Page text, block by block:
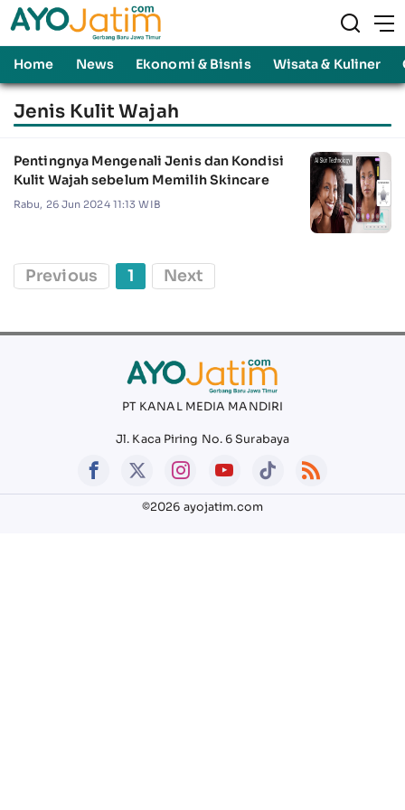
Home News Ekonomi & Bisnis Wisata & Kuliner
Jenis Kulit Wajah
Pentingnya Mengenali Jenis dan Kondisi
Kulit Wajah sebelum Memilih Skincare
Rabu, 26 Jun 2024 11:13 WIB
Previous 1 Next
PT KANAL MEDIA MANDIRI
Jl. Kaca Piring No. 6 Surabaya
©2026 ayojatim.com